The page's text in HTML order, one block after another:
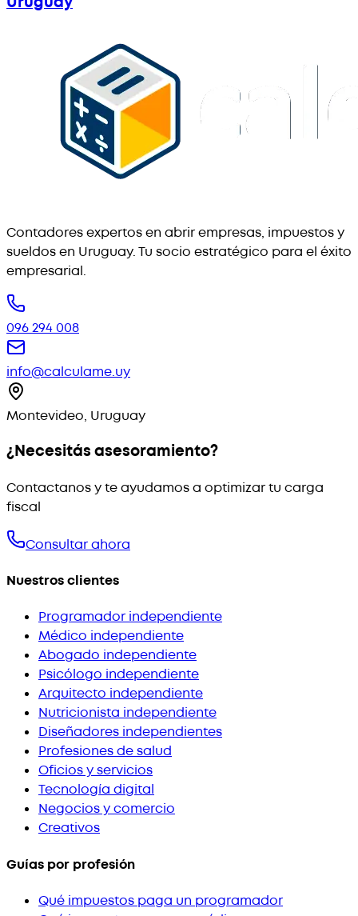
Contadores expertos en abrir empresas, impuestos y
sueldos en Uruguay. Tu socio estratégico para el éxito
empresarial.
096 294 008
info@calculame.uy
Montevideo, Uruguay
¿Necesitás asesoramiento?
Contactanos y te ayudamos a optimizar tu carga
fiscal
Consultar ahora
Nuestros clientes
Programador independiente
Médico independiente
Abogado independiente
Psicólogo independiente
Arquitecto independiente
Nutricionista independiente
Diseñadores independientes
Profesiones de salud
Oficios y servicios
Tecnología digital
Negocios y comercio
Creativos
Guías por profesión
Qué impuestos paga un programador